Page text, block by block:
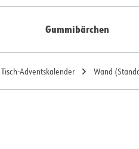
Gummibärchen
Adventskalender Wand